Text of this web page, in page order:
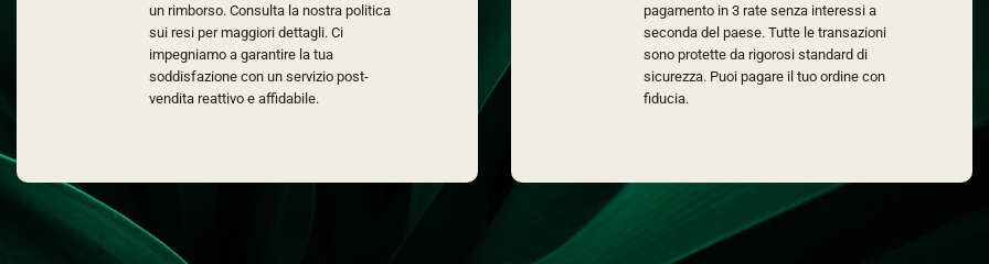
un rimborso. Consulta la nostra politica
sui resi per maggiori dettagli. Ci
impegniamo a garantire la tua
soddisfazione con un servizio post-
vendita reattivo e affidabile.
pagamento in 3 rate senza interessi a
seconda del paese. Tutte le transazioni
sono protette da rigorosi standard di
sicurezza. Puoi pagare il tuo ordine con
fiducia.